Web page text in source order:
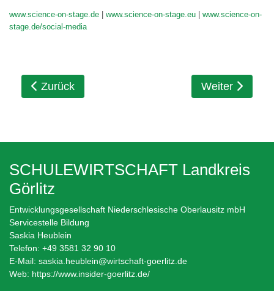
www.science-on-stage.de www.science-on-stage.eu
www.science-on-
stage.de/social-media
Vorheriger Beitrag: Erfolgreiches Treffen der
Zurück Nächster
Weiter
SCHULEWIRTSCHAFT Landkreis
Görlitz
Entwicklungsgesellschaft Niederschlesische Oberlausitz mbH
Servicestelle Bildung
Saskia Heublein
Telefon: +49 3581 32 90 10
E-Mail: saskia.heublein@wirtschaft-goerlitz.de
Web: https://www.insider-goerlitz.de/